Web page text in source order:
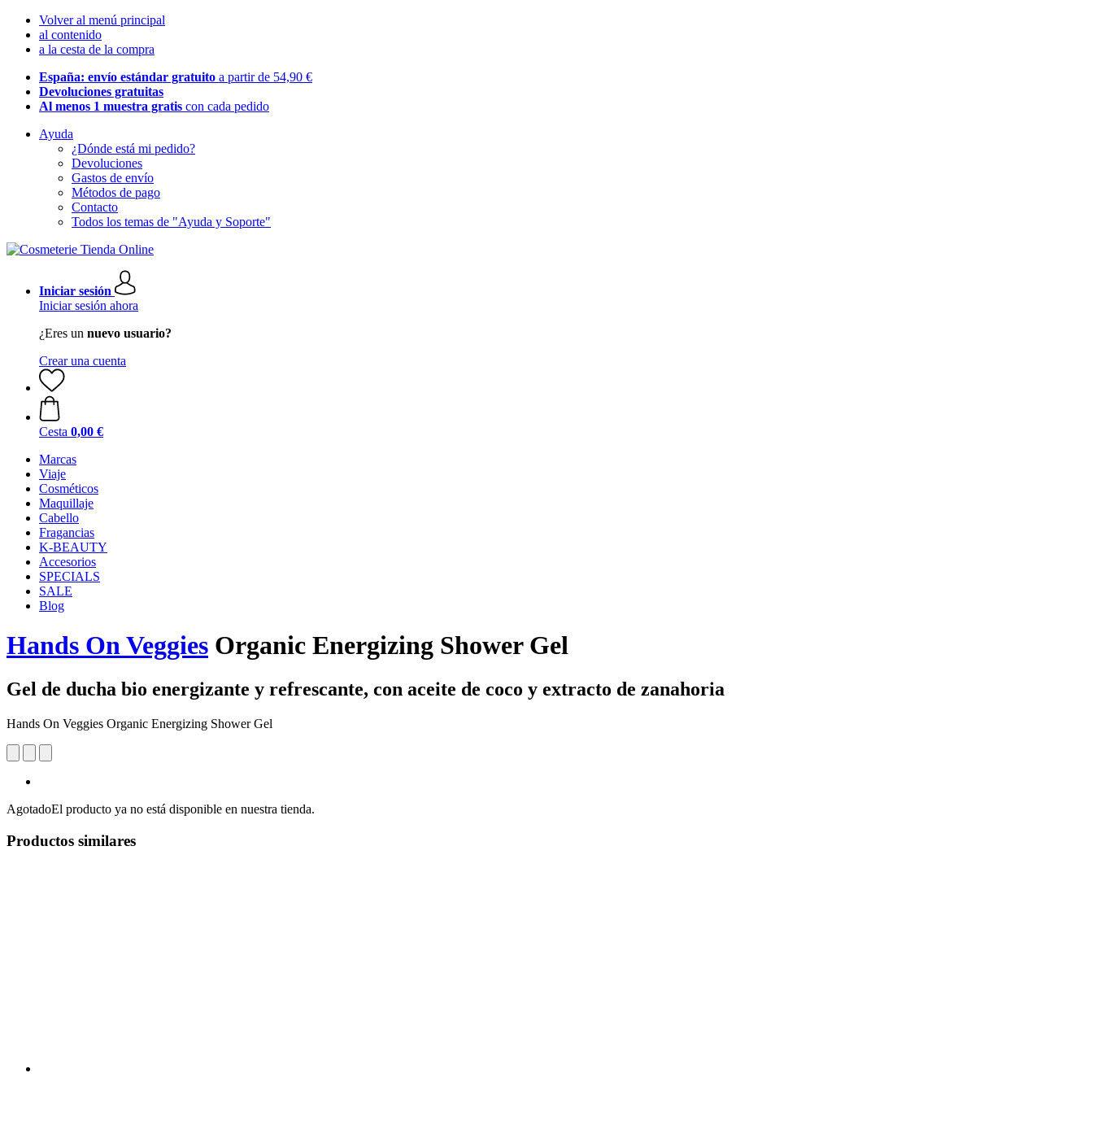
Volver al menú principal
al contenido
a la cesta de la compra
España: envío estándar gratuito a partir de 54,90 €
Devoluciones gratuitas
Al menos 1 muestra gratis con cada pedido
Ayuda
¿Dónde está mi pedido?
Devoluciones
Gastos de envío
Métodos de pago
Contacto
Todos los temas de "Ayuda y Soporte"
Iniciar sesión
Iniciar sesión ahora
¿Eres un nuevo usuario?
Crear una cuenta
Cesta 0,00 €
Marcas
Viaje
Cosméticos
Maquillaje
Cabello
Fragancias
K-BEAUTY
Accesorios
SPECIALS
SALE
Blog
Hands On Veggies Organic Energizing Shower Gel
Gel de ducha bio energizante y refrescante, con aceite de coco y extracto de zanahoria
Hands On Veggies Organic Energizing Shower Gel
AgotadoEl producto ya no está disponible en nuestra tienda.
Productos similares